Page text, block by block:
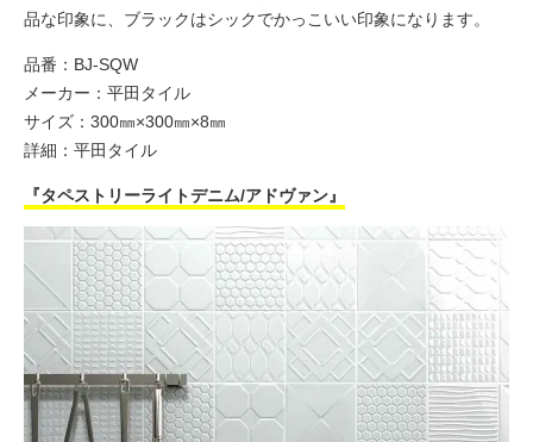
品な印象に、ブラックはシックでかっこいい印象になります。
品番：BJ-SQW
メーカー：平田タイル
サイズ：300㎜×300㎜×8㎜
詳細： 平田タイル
『タペストリーライトデニム/アドヴァン』